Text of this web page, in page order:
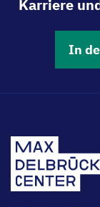
Karriere
In